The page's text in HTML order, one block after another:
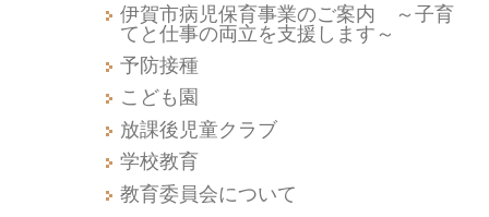
伊賀市病児保育事業のご案内 ～子育
てと仕事の両立を支援します～
予防接種
こども園
放課後児童クラブ
学校教育
教育委員会について